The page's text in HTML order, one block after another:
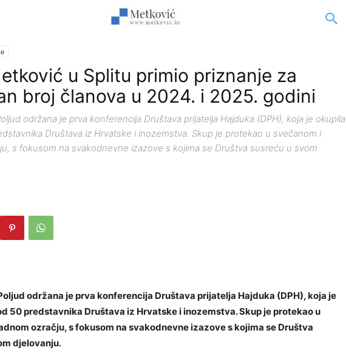
u Splitu primio priznanje za
broj članova u 2024. i 2025. godini
održana je prva konferencija Društava prijatelja Hajduka (DPH), koja je okupila
Društava iz Hrvatske i inozemstva. Skup je protekao u svečanom i
s fokusom na svakodnevne izazove s kojima se Društva susreću u svom
održana je prva konferencija Društava prijatelja Hajduka (DPH), koja je
50 predstavnika Društava iz Hrvatske i inozemstva. Skup je protekao u
ozračju, s fokusom na svakodnevne izazove s kojima se Društva
djelovanju.